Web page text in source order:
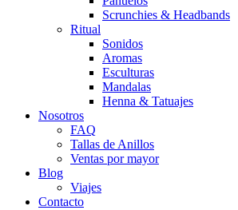
Scrunchies & Headbands
Ritual
Sonidos
Aromas
Esculturas
Mandalas
Henna & Tatuajes
Nosotros
FAQ
Tallas de Anillos
Ventas por mayor
Blog
Viajes
Contacto